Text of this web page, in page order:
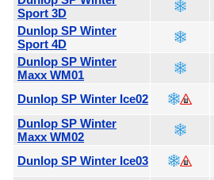
Sport 3D
Dunlop SP Winter
Sport 4D
Dunlop SP Winter
Maxx WM01
Dunlop SP Winter Ice02
Dunlop SP Winter
Maxx WM02
Dunlop SP Winter Ice03